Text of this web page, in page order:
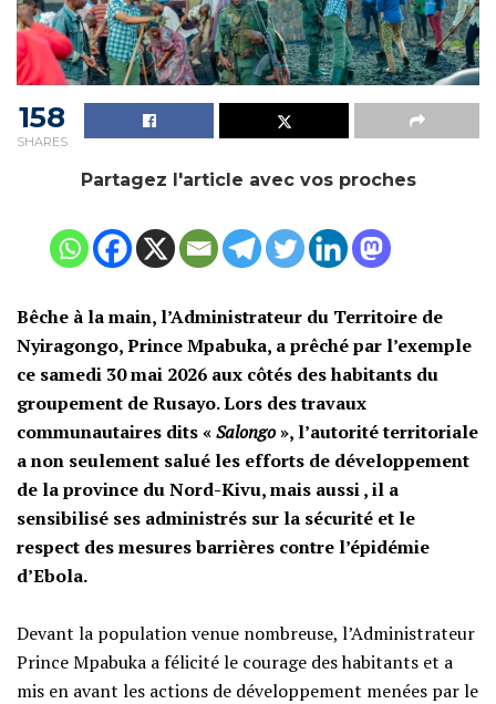
158
SHARES
Partagez l'article avec vos proches
Bêche à la main, l’Administrateur du Territoire de
Nyiragongo, Prince Mpabuka, a prêché par l’exemple
ce samedi 30 mai 2026 aux côtés des habitants du
groupement de Rusayo. Lors des travaux
communautaires dits «Salongo», l’autorité territoriale
a non seulement salué les efforts de développement
de la province du Nord-Kivu, mais aussi , il a
sensibilisé ses administrés sur la sécurité et le
respect des mesures barrières contre l’épidémie
d’Ebola.
‎Devant la population venue nombreuse, l’Administrateur
Prince Mpabuka a félicité le courage des habitants et a
mis en avant les actions de développement menées par le